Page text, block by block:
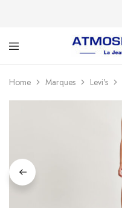
Atmosphère
La
Jeanerie
Un
utilisant
WordPress
Home Marques Levi's